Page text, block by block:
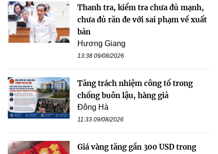
Thanh tra, kiểm tra chưa đủ mạnh,
chưa đủ răn đe với sai phạm về xuất
bản
Hương Giang
13:38 09/08/2026
Tăng trách nhiệm công tố trong
chống buôn lậu, hàng giả
Đông Hà
11:33 09/08/2026
Giá vàng tăng gần 300 USD trong